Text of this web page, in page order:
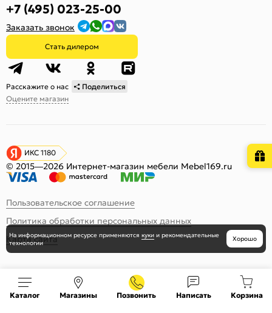
+7 (495) 023-25-00
Заказать звонок
Стать дилером
Расскажите о нас
Поделиться
Оцените магазин
ИКС 1180
© 2015—2026 Интернет-магазин мебели Mebel169.ru
Пользовательское соглашение
Политика обработки персональных данных
Карта сайта
Каталог Магазины Позвонить Написать Корзина
На информационном ресурсе применяются куки и рекомендательные
технологии
Хорошо